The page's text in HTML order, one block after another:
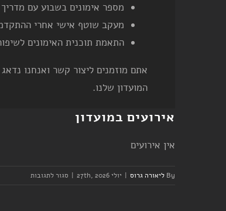
מספר אימונים בשבוע עם
מעקב שוטף אישי אחרי
התאמת תוכנית האימונים
אתם מוזמנים ליצור קשר ואנחנו
המועדון שלנו.
אירועים במועדון
אין אירועים
By ליאורה גרוס | יולי 27th, 2026 | סגור לתגובות